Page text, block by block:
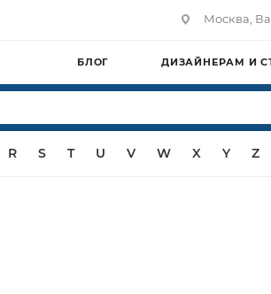
Москва,
БЛОГ ДИЗАЙНЕРАМ И
R S T U V W X Y Z